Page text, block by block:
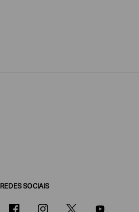
REDES SOCIAIS